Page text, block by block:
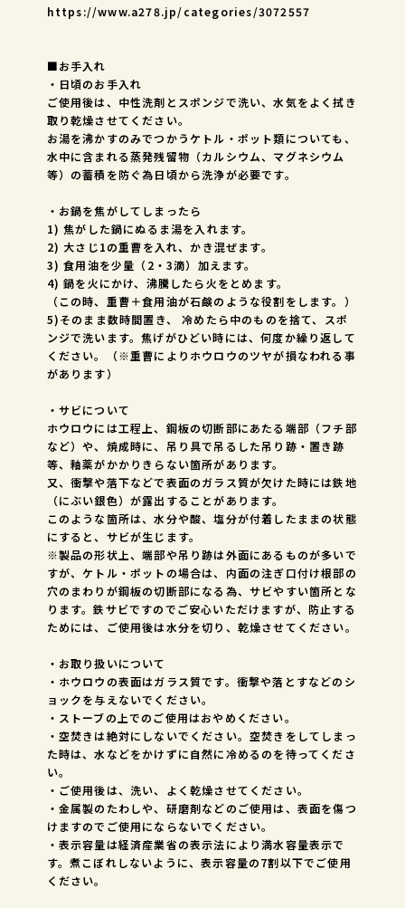
https://www.a278.jp/categories/3072557
■お手入れ
・日頃のお手入れ
ご使用後は、中性洗剤とスポンジで洗い、水気をよく拭き
取り乾燥させてください。
お湯を沸かすのみでつかうケトル・ポット類についても、
水中に含まれる蒸発残留物（カルシウム、マグネシウム
等）の蓄積を防ぐ為日頃から洗浄が必要です。
・お鍋を焦がしてしまったら
1) 焦がした鍋にぬるま湯を入れます。
2) 大さじ1の重曹を入れ、かき混ぜます。
3) 食用油を少量（2・3滴）加えます。
4) 鍋を火にかけ、沸騰したら火をとめます。
（この時、重曹＋食用油が石鹸のような役割をします。）
5)そのまま数時間置き、 冷めたら中のものを捨て、スポ
ンジで洗います。焦げがひどい時には、何度か繰り返して
ください。（※重曹によりホウロウのツヤが損なわれる事
があります）
・サビについて
ホウロウには工程上、鋼板の切断部にあたる端部（フチ部
など）や、焼成時に、吊り具で吊るした吊り跡・置き跡
等、釉薬がかかりきらない箇所があります。
又、衝撃や落下などで表面のガラス質が欠けた時には鉄地
（にぶい銀色）が露出することがあります。
このような箇所は、水分や酸、塩分が付着したままの状態
にすると、サビが生じます。
※製品の形状上、端部や吊り跡は外面にあるものが多いで
すが、ケトル・ポットの場合は、内面の注ぎ口付け根部の
穴のまわりが鋼板の切断部になる為、サビやすい箇所とな
ります。鉄サビですのでご安心いただけますが、防止する
ためには、ご使用後は水分を切り、乾燥させてください。
・お取り扱いについて
・ホウロウの表面はガラス質です。衝撃や落とすなどのシ
ョックを与えないでください。
・ストーブの上でのご使用はおやめください。
・空焚きは絶対にしないでください。空焚きをしてしまっ
た時は、水などをかけずに自然に冷めるのを待ってくださ
い。
・ご使用後は、洗い、よく乾燥させてください。
・金属製のたわしや、研磨剤などのご使用は、表面を傷つ
けますのでご使用にならないでください。
・表示容量は経済産業省の表示法により満水容量表示で
す。煮こぼれしないように、表示容量の7割以下でご使用
ください。